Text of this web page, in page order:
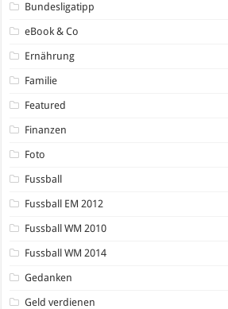
Bundesligatipp
eBook & Co
Ernährung
Familie
Featured
Finanzen
Foto
Fussball
Fussball EM 2012
Fussball WM 2010
Fussball WM 2014
Gedanken
Geld verdienen